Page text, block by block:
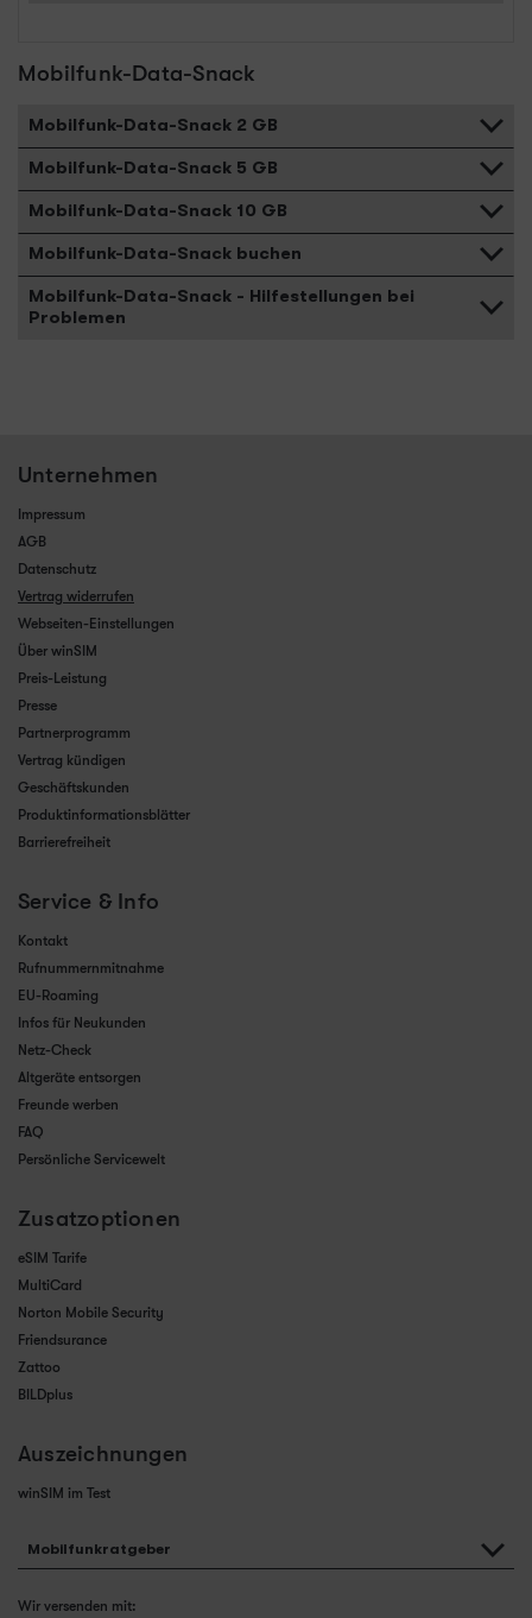
Mobilfunk-Data-Snack
Mobilfunk-Data-Snack 2 GB
Mobilfunk-Data-Snack 5 GB
Mobilfunk-Data-Snack 10 GB
Mobilfunk-Data-Snack buchen
Mobilfunk-Data-Snack - Hilfestellungen bei
Problemen
Unternehmen
Impressum
AGB
Datenschutz
Vertrag widerrufen
Webseiten-Einstellungen
Über winSIM
Preis-Leistung
Presse
Partnerprogramm
Vertrag kündigen
Geschäftskunden
Produktinformationsblätter
Barrierefreiheit
Service & Info
Kontakt
Rufnummernmitnahme
EU-Roaming
Infos für Neukunden
Netz-Check
Altgeräte entsorgen
Freunde werben
FAQ
Persönliche Servicewelt
Zusatzoptionen
eSIM Tarife
MultiCard
Norton Mobile Security
Friendsurance
Zattoo
BILDplus
Auszeichnungen
winSIM im Test
Mobilfunkratgeber
Wir versenden mit: